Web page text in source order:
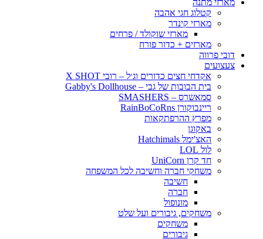
מארזי מתנה
קטלוג חגי אהבה
מארזי קינדר
מארזי שוקולד / פרחים
מארזים + כדור פורח
דובי פרווה
צעצועים
אקדחי חצים כדורים וג׳ל – רובי X SHOT
בית הבובות של גבי – Gabby's Dollhouse
סמאשרס – SMASHERS
ריינבוקורן RainBoCoRns
מפרץ ההרפתקאות
באקוגן
האצ'ימל Hatchimals
לול LOL
חד קרן UniCorn
משחקי חברה וחשיבה לכל המשפחה
חשיבה
חברה
מונופול
משחקים, גיבורים ועל שלט
משחקים
גיבורים